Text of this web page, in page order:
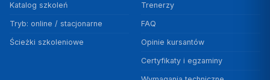
Katalog szkoleń
Tryb: online / stacjonarne
Ścieżki szkoleniowe
Trenerzy
FAQ
Opinie kursantów
Certyfikaty i egzaminy